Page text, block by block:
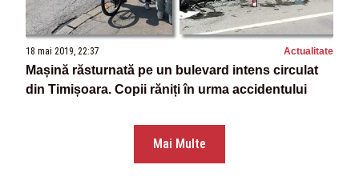
18 mai 2019, 22:37 Actualitate
Mașină răsturnată pe un bulevard intens circulat
din Timișoara. Copii răniți în urma accidentului
Mai Multe